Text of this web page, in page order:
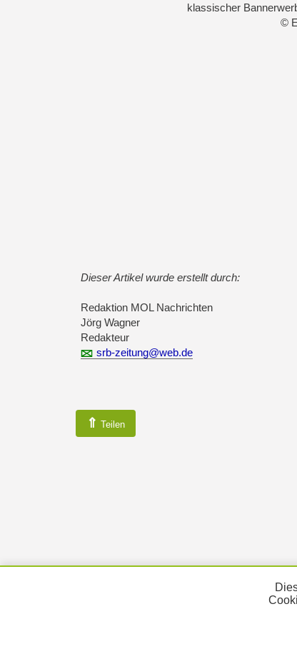
klassischer
©
Dieser Artikel wurde erstellt durch:
Redaktion MOL Nachrichten
Jörg Wagner
Redakteur
srb-zeitung@web.de
⇑ Teilen